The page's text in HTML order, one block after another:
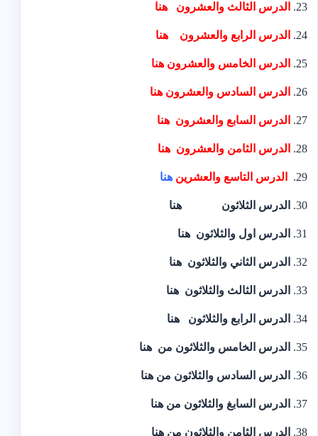
الدرس الثالث والعشرون هنا
الدرس الرابع والعشرون هنا
الدرس الخامس والعشرون هنا
الدرس السادس والعشرون هنا
الدرس السابع والعشرون هنا
الدرس الثامن والعشرون هنا
الدرس التاسع والعشرين هنا
الدرس الثلاثون هنا
الدرس اول والثلاثون هنا
الدرس الثاني والثلاثون هنا
الدرس الثالث والثلاثون هنا
الدرس الرابع والثلاثون هنا
الدرس الخامس والثلاثون من هنا
الدرس السادس والثلاثون من هنا
الدرس السابغ والثلاثون من هنا
الدرس الثامن والثلاثون من هنا